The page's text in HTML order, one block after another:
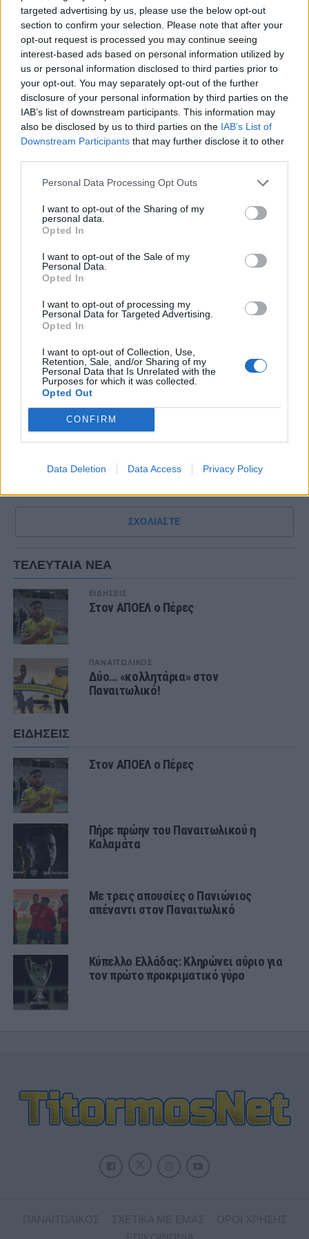
targeted advertising by us, please use the below opt-out
section to confirm your selection. Please note that after your
opt-out request is processed you may continue seeing
interest-based ads based on personal information utilized by
us or personal information disclosed to third parties prior to
your opt-out. You may separately opt-out of the further
disclosure of your personal information by third parties on the
IAB’s list of downstream participants. This information may
also be disclosed by us to third parties on the IAB’s List of
Downstream Participants that may further disclose it to other
Personal Data Processing Opt Outs
I want to opt-out of the Sharing of my
personal data.
Opted In
I want to opt-out of the Sale of my
Personal Data.
Opted In
I want to opt-out of processing my
Personal Data for Targeted Advertising.
Opted In
I want to opt-out of Collection, Use,
Retention, Sale, and/or Sharing of my
Personal Data that Is Unrelated with the
Purposes for which it was collected.
Opted Out
CONFIRM
Data Deletion Data Access Privacy Policy
Βλαχιώτη, Ερμιονίδα, Α.Ο Θήβας, Αμβρυσσέα
Διστόμου, Νέα Αρτάκη, Αμβρακικό Λουτρού,
Αναγέννηση Στάνου και Ναυπακτιακό Αστέρα.
ΣΧΟΛΙΑΣΤΕ
ΤΕΛΕΥΤΑΙΑ ΝΕΑ
ΕΙΔΗΣΕΙΣ
Στον ΑΠΟΕΛ ο Πέρες
ΠΑΝΑΙΤΩΛΙΚΟΣ
Δύο… «κολλητάρια» στον
Παναιτωλικό!
ΕΙΔΗΣΕΙΣ
Στον ΑΠΟΕΛ ο Πέρες
Πήρε πρώην του Παναιτωλικού η
Καλαμάτα
Με τρεις απουσίες ο Πανιώνιος
απέναντι στον Παναιτωλικό
Κύπελλο Ελλάδας: Κληρώνει αύριο για
τον πρώτο προκριματικό γύρο